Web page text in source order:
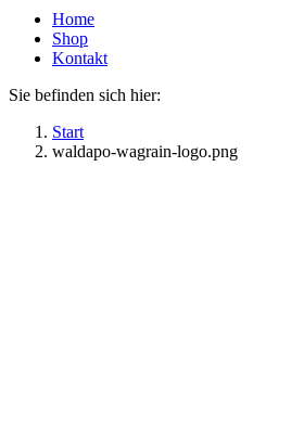
Home
Shop
Kontakt
Sie befinden sich hier:
Start
waldapo-wagrain-logo.png